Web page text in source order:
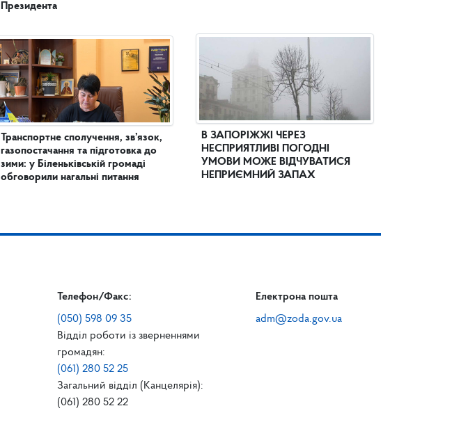
Президента
Транспортне сполучення, зв’язок,
газопостачання та підготовка до
зими: у Біленьківській громаді
обговорили нагальні питання
В ЗАПОРІЖЖІ ЧЕРЕЗ
НЕСПРИЯТЛИВІ ПОГОДНІ
УМОВИ МОЖЕ ВІДЧУВАТИСЯ
НЕПРИЄМНИЙ ЗАПАХ
Телефон/Факс:
(050) 598 09 35
Відділ роботи із зверненнями
громадян:
(061) 280 52 25
Загальний відділ (Канцелярія):
(061) 280 52 22
Електрона пошта
adm@zoda.gov.ua